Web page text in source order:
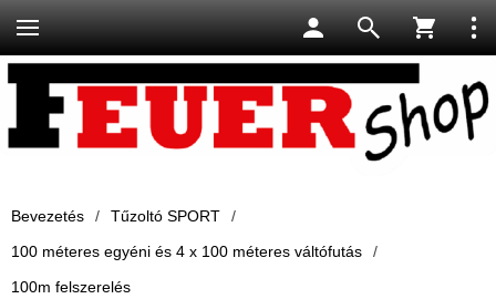
Bevezetés / Tűzoltó SPORT
/
100 méteres egyéni és 4 x 100 méteres váltófutás
/
100m felszerelés